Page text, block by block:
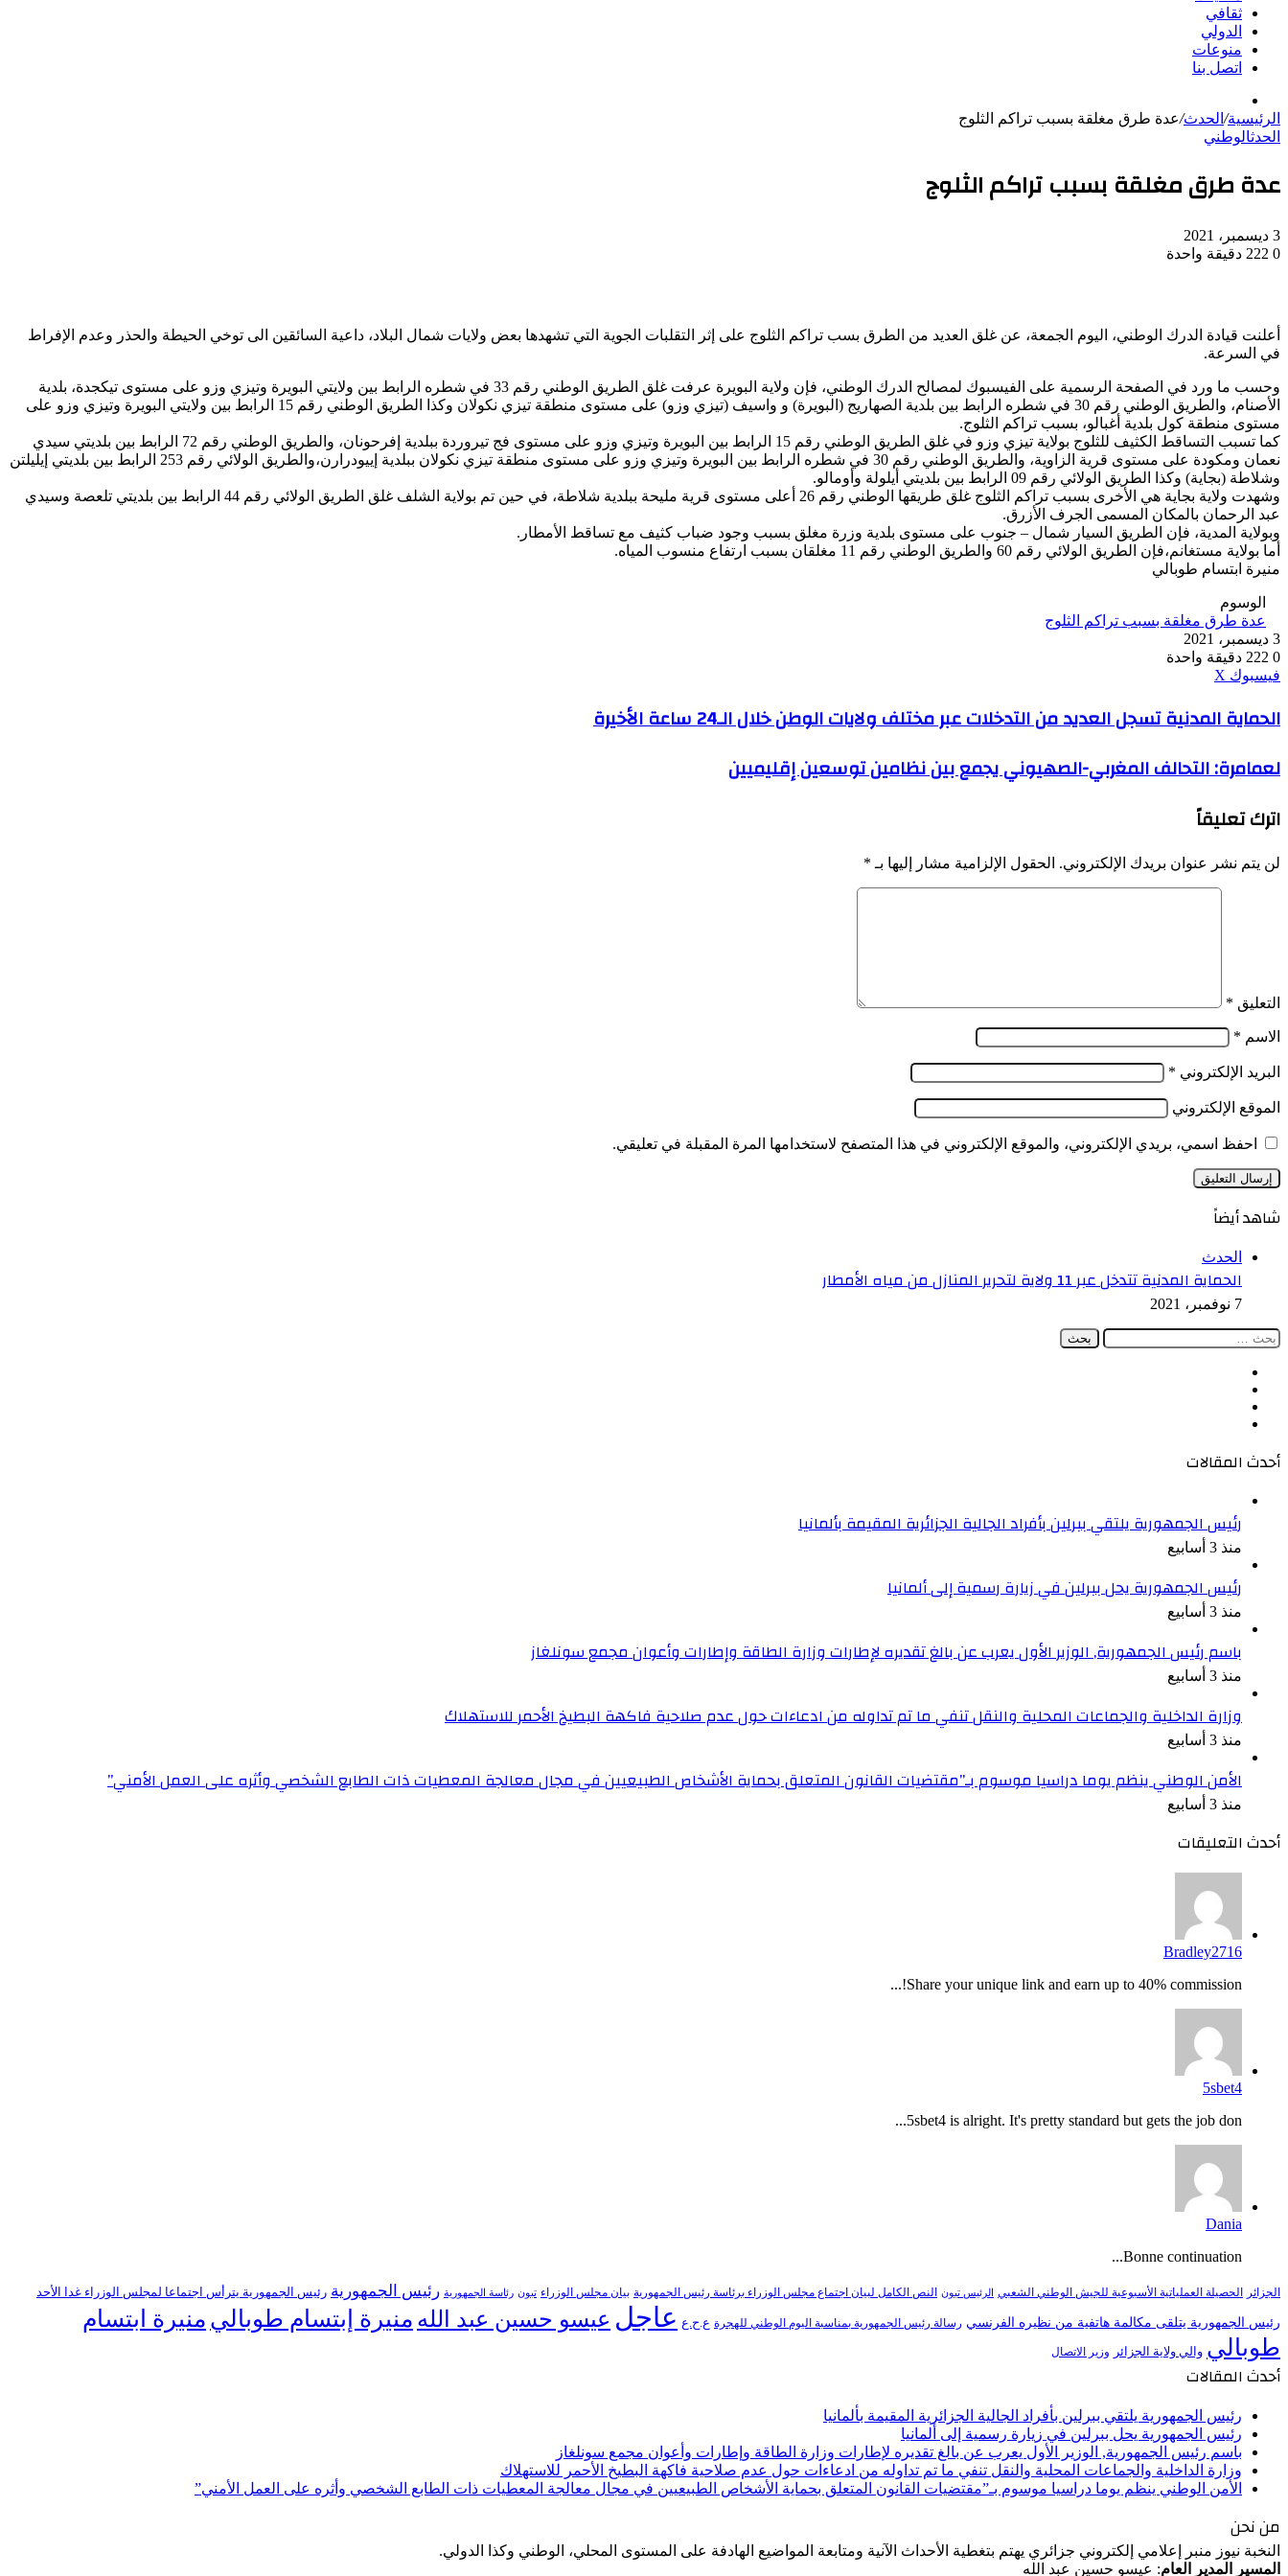
ثقافي
الدولي
منوعات
اتصل بنا
عن
الرئيسية/ الحدث/عدة طرق مغلقة بسبب تراكم الثلوج
الحدثالوطني
عدة طرق مغلقة بسبب تراكم الثلوج
3 ديسمبر، 2021
0
دقيقة واحدة
أعلنت قيادة الدرك الوطني، اليوم الجمعة، عن غلق العديد من الطرق بسب تراكم الثلوج على إثر التقلبات الجوية التي تشهدها بعض ولايات شمال البلاد، داعية السائقين الى توخي الحيطة والحذر وعدم الإفراط
في السرعة.
وحسب ما ورد في الصفحة الرسمية على الفيسبوك لمصالح الدرك الوطني، فإن ولاية البويرة عرفت غلق الطريق الوطني رقم 33 في شطره الرابط بين ولايتي البويرة وتيزي وزو على مستوى تيكجدة، بلدية
الأصنام، والطريق الوطني رقم 30 في شطره الرابط بين بلدية الصهاريج (البويرة) و واسيف (تيزي وزو) على مستوى منطقة تيزي نكولان وكذا الطريق الوطني رقم 15 الرابط بين ولايتي البويرة وتيزي وزو على
مستوى منطقة كول بلدية أغبالو، بسبب تراكم الثلوج.
كما تسبب التساقط الكثيف للثلوج بولاية تيزي وزو في غلق الطريق الوطني رقم 15 الرابط بين البويرة وتيزي وزو على مستوى فج تيروردة ببلدية إفرحونان، والطريق الوطني رقم 72 الرابط بين بلديتي سيدي
نعمان ومكودة على مستوى قرية الزاوية، والطريق الوطني رقم 30 في شطره الرابط بين البويرة وتيزي وزو على مستوى منطقة تيزي نكولان ببلدية إييودرارن،والطريق الولائي رقم 253 الرابط بين بلديتي إيليلتن
وشلاطة (بجاية) وكذا الطريق الولائي رقم 09 الرابط بين بلديتي أيلولة وأومالو.
وشهدت ولاية بجاية هي الأخرى بسبب تراكم الثلوج غلق طريقها الوطني رقم 26 أعلى مستوى قرية مليحة ببلدية شلاطة، في حين تم بولاية الشلف غلق الطريق الولائي رقم 44 الرابط بين بلديتي تلعصة وسيدي
عبد الرحمان بالمكان المسمى الجرف الأزرق.
وبولاية المدية، فإن الطريق السيار شمال – جنوب على مستوى بلدية وزرة مغلق بسبب وجود ضباب كثيف مع تساقط الأمطار.
أما بولاية مستغانم،فإن الطريق الولائي رقم 60 والطريق الوطني رقم 11 مغلقان بسبب ارتفاع منسوب المياه.
منيرة ابتسام طوبالي
الوسوم
عدة طرق مغلقة بسبب تراكم الثلوج
3 ديسمبر، 2021
0
دقيقة واحدة
فيسبوك ‫X
الحماية
المدنية
العديد
عبر
ولايات
الوطن
الحماية المدنية تسجل العديد من التدخلات عبر مختلف ولايات الوطن خلال الـ24 ساعة الأخيرة
لعمامرة:
التحالف
الصهيوني
يجمع
نظامين
لعمامرة: التحالف المغربي-الصهيوني يجمع بين نظامين توسعين إقليميين
اترك تعليقاً
لن يتم نشر عنوان بريدك الإلكتروني. الحقول الإلزامية مشار إليها بـ *
التعليق *
الاسم *
البريد الإلكتروني *
الموقع الإلكتروني
احفظ اسمي، بريدي الإلكتروني، والموقع الإلكتروني في هذا المتصفح لاستخدامها المرة المقبلة في تعليقي.
شاهد أيضاً
الحدث
الحماية المدنية تتدخل عبر 11 ولاية لتحرير المنازل من مياه الأمطار
7 نوفمبر، 2021
البحث
أحدث المقالات
رئيس الجمهورية يلتقي ببرلين بأفراد الجالية الجزائرية المقيمة بألمانيا
منذ 3 أسابيع
رئيس الجمهورية يحل ببرلين في زيارة رسمية إلى ألمانيا
منذ 3 أسابيع
باسم رئيس الجمهورية, الوزير الأول يعرب عن بالغ تقديره لإطارات وزارة الطاقة وإطارات وأعوان مجمع سونلغاز
منذ 3 أسابيع
وزارة الداخلية والجماعات المحلية والنقل تنفي ما تم تداوله من ادعاءات حول عدم صلاحية فاكهة البطيخ الأحمر للاستهلاك
منذ 3 أسابيع
الأمن الوطني ينظم يوما دراسيا موسوم بـ”مقتضيات القانون المتعلق بحماية الأشخاص الطبيعيين في مجال معالجة المعطيات ذات الطابع الشخصي وأثره على العمل الأمني”
منذ 3 أسابيع
أحدث التعليقات
Bradley2716
Share your unique link and earn up to 40% commission!...
5sbet4
5sbet4 is alright. It's pretty standard but gets the job don...
Dania
Bonne continuation...
الجزائر الحصيلة العملياتية الأسبوعية للجيش الوطني الشعبي الرئيس تبون النص الكامل لبيان اجتماع مجلس الوزراء برئاسة رئيس الجمهورية بيان مجلس الوزراء تبون رئاسة الجمهورية رئيس الجمهورية رئيس الجمهورية يترأس اجتماعا لمجلس الوزراء غدا الأحد
رئيس الجمهورية يتلقى مكالمة هاتفية من نظيره الفرنسي رسالة رئيس الجمهورية بمناسبة اليوم الوطني للهجرة ع.ح.ع عاجل عيسو حسين عبد الله منيرة إبتسام طوبالي منيرة ابتسام
طوبالي والي ولاية الجزائر وزير الاتصال
أحدث المقالات
رئيس الجمهورية يلتقي ببرلين بأفراد الجالية الجزائرية المقيمة بألمانيا
رئيس الجمهورية يحل ببرلين في زيارة رسمية إلى ألمانيا
باسم رئيس الجمهورية, الوزير الأول يعرب عن بالغ تقديره لإطارات وزارة الطاقة وإطارات وأعوان مجمع سونلغاز
وزارة الداخلية والجماعات المحلية والنقل تنفي ما تم تداوله من ادعاءات حول عدم صلاحية فاكهة البطيخ الأحمر للاستهلاك
الأمن الوطني ينظم يوما دراسيا موسوم بـ”مقتضيات القانون المتعلق بحماية الأشخاص الطبيعيين في مجال معالجة المعطيات ذات الطابع الشخصي وأثره على العمل الأمني”
من نحن
النخبة نيوز منبر إعلامي إلكتروني جزائري يهتم بتغطية الأحداث الآنية ومتابعة المواضيع الهادفة على المستوى المحلي، الوطني وكذا الدولي.
المسير المدير العام: عيسو حسين عبد الله